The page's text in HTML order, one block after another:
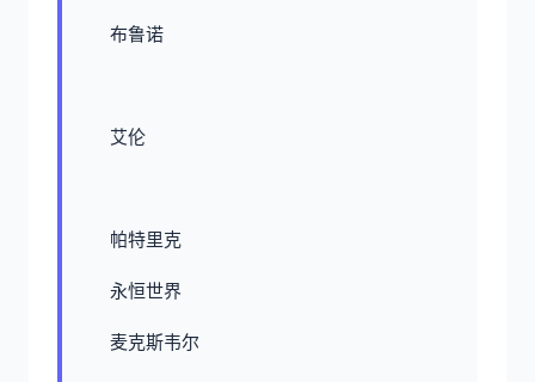
布鲁诺
艾伦
帕特里克
永恒世界
麦克斯韦尔